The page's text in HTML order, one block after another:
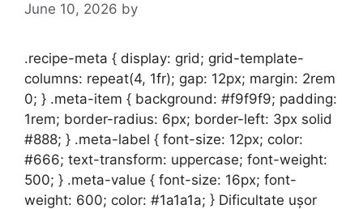
June 10, 2026 by
.recipe-meta { display: grid; grid-template-
columns: repeat(4, 1fr); gap: 12px; margin: 2rem
0; } .meta-item { background: #f9f9f9; padding:
1rem; border-radius: 6px; border-left: 3px solid
#888; } .meta-label { font-size: 12px; color:
#666; text-transform: uppercase; font-weight:
500; } .meta-value { font-size: 16px; font-
weight: 600; color: #1a1a1a; } Dificultate ușor